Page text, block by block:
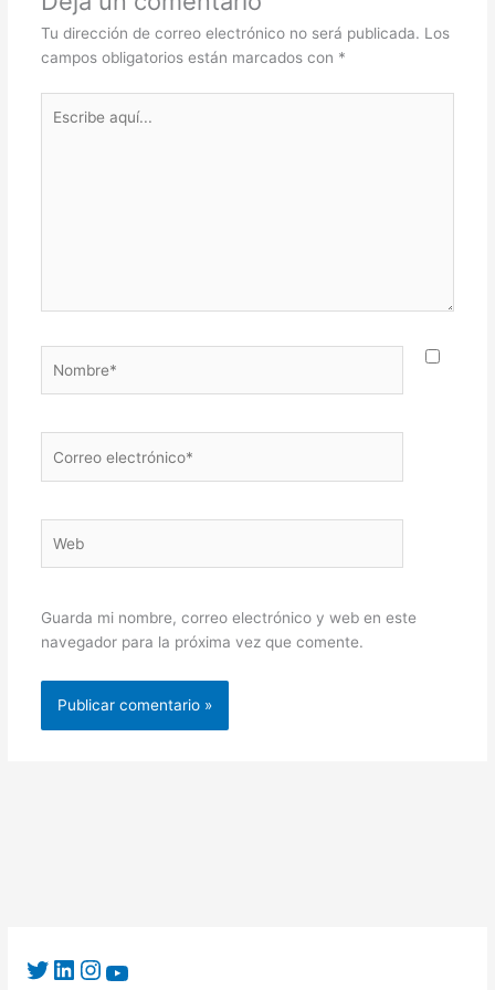
Tu dirección de correo electrónico no será publicada. Los
campos obligatorios están marcados con *
aquí...
electrónico*
Guarda mi nombre, correo electrónico y web en este
navegador para la próxima vez que comente.